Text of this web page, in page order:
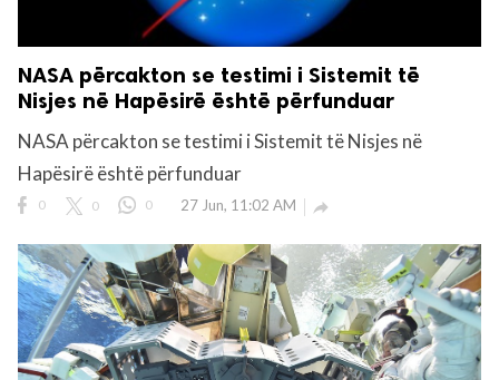
NASA përcakton se testimi i Sistemit të
Nisjes në Hapësirë ​​është përfunduar
NASA përcakton se testimi i Sistemit të Nisjes në
Hapësirë ​​është përfunduar
0 0 0 27 Jun, 11:02 AM 